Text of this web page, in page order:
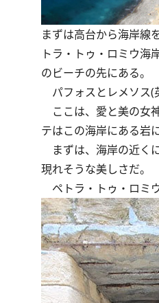
まずは高台から海岸線
トラ・トゥ・ロミウ海
のビーチの先にある。
パフォスとレメソス(
ここは、愛と美の女
テはこの海岸にある岩
まずは、海岸の近く
現れそうな美しさだ。
ペトラ・トゥ・ロミ